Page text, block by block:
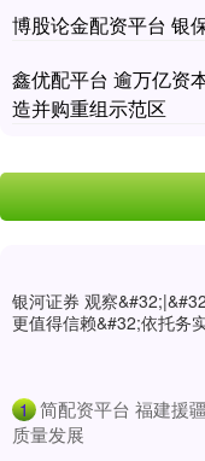
博股论金配资平台 银
鑫优配平台 逾万亿资
造并购重组示范区
银河证券 观察
更值得信赖&#32;依托务
1 简配资平台 福建援
质量发展